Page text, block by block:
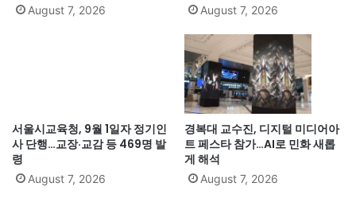
August 7, 2026 August 7, 2026
서울시교육청, 9월 1일자 정기인
사 단행…교장·교감 등 469명 발
령
August 7, 2026
경복대 교수진, 디지털 미디어아
트 페스타 참가…AI로 민화 새롭
게 해석
August 7, 2026